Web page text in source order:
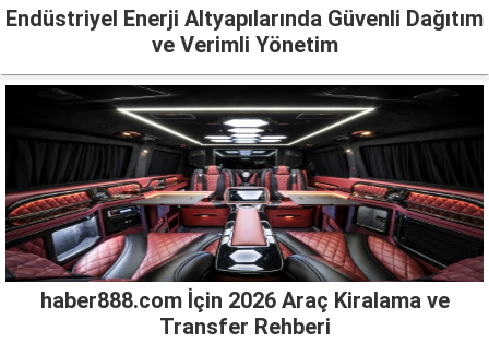
Endüstriyel Enerji Altyapılarında Güvenli Dağıtım
ve Verimli Yönetim
haber888.com İçin 2026 Araç Kiralama ve
Transfer Rehberi